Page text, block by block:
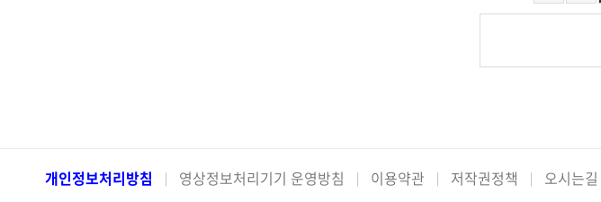
개인정보처리방침 영상정보처리기기 운영방침 이용약관 저작권정책 오시는길